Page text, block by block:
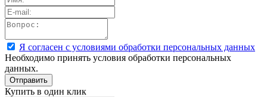
Я согласен с условиями обработки персональных данных
Необходимо принять условия обработки персональных
данных.
Купить в один клик